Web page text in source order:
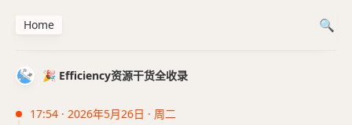
🎉 Efficiency资源干货全收录
17:54 · 2026年5月26日 · 周二
Home